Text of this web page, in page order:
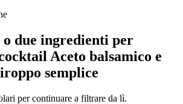
due ingredienti per
Aceto balsamico e
semplice
per continuare a filtrare da lì.